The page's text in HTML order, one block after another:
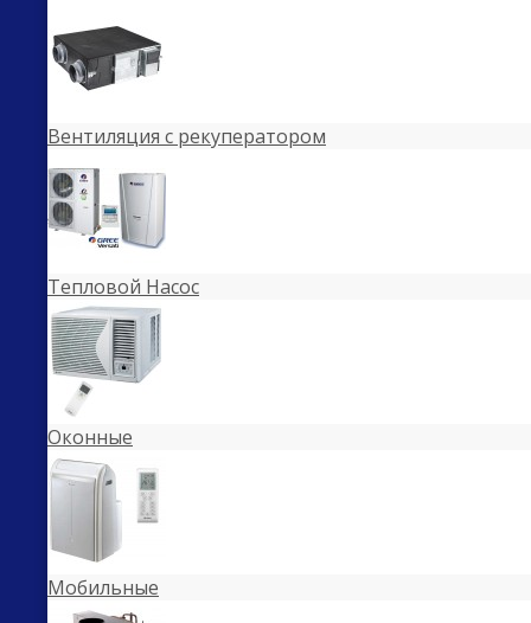
Вентиляция с рекуператором
Тепловой Насос
Оконные
Мобильные